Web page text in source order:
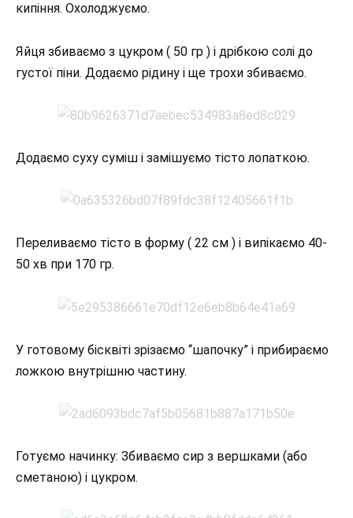
кипіння. Охолоджуємо.
Яйця збиваємо з цукром ( 50 гр ) і дрібкою солі до
густої піни. Додаємо рідину і ще трохи збиваємо.
Додаємо суху суміш і замішуємо тісто лопаткою.
Переливаємо тісто в форму ( 22 см ) і випікаємо 40-
50 хв при 170 гр.
У готовому бісквіті зрізаємо “шапочку” і прибираємо
ложкою внутрішню частину.
Готуємо начинку: Збиваємо сир з вершками (або
сметаною) і цукром.